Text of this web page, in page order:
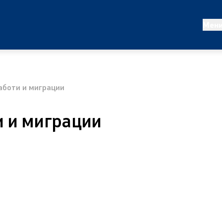
и миграции
и миграции